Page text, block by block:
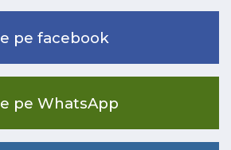
pe facebook
pe WhatsApp